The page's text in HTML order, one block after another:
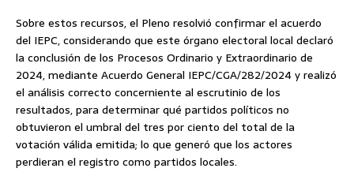
Sobre estos recursos, el Pleno resolvió confirmar el acuerdo
del IEPC, considerando que este órgano electoral local declaró
la conclusión de los Procesos Ordinario y Extraordinario de
2024, mediante Acuerdo General IEPC/CGA/282/2024 y realizó
el análisis correcto concerniente al escrutinio de los
resultados, para determinar qué partidos políticos no
obtuvieron el umbral del tres por ciento del total de la
votación válida emitida; lo que generó que los actores
perdieran el registro como partidos locales.